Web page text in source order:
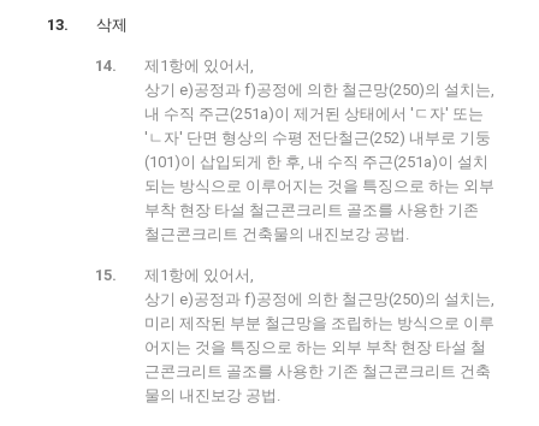
삭제
제1항에 있어서,
상기 e)공정과 f)공정에 의한 철근망(250)의 설치는,
내 수직 주근(251a)이 제거된 상태에서 'ㄷ자' 또는
'ㄴ자' 단면 형상의 수평 전단철근(252) 내부로 기둥
(101)이 삽입되게 한 후, 내 수직 주근(251a)이 설치
되는 방식으로 이루어지는 것을 특징으로 하는 외부
부착 현장 타설 철근콘크리트 골조를 사용한 기존
철근콘크리트 건축물의 내진보강 공법.
제1항에 있어서,
상기 e)공정과 f)공정에 의한 철근망(250)의 설치는,
미리 제작된 부분 철근망을 조립하는 방식으로 이루
어지는 것을 특징으로 하는 외부 부착 현장 타설 철
근콘크리트 골조를 사용한 기존 철근콘크리트 건축
물의 내진보강 공법.